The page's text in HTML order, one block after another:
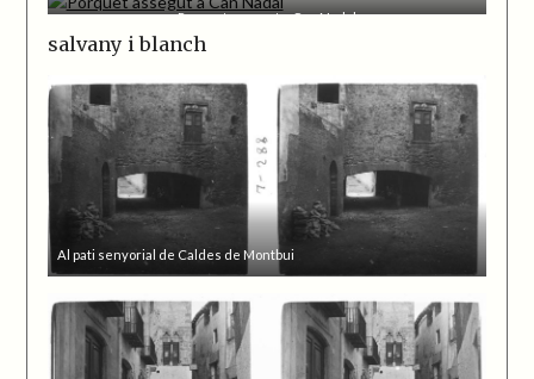
Porquet assegut a Can Nadal
salvany i blanch
Al pati senyorial de Caldes de Montbui